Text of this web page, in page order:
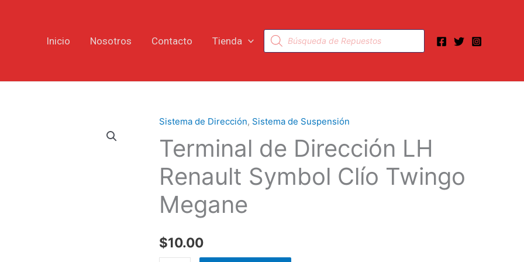
Inicio Nosotros Contacto Tienda
Búsqueda
de
productos
Sistema de Dirección, Sistema de Suspensión
Terminal de Dirección LH
Renault Symbol Clío Twingo
Megane
$10.00
Terminal
de
Dirección
LH
Renault
Symbol
Twingo
Megane